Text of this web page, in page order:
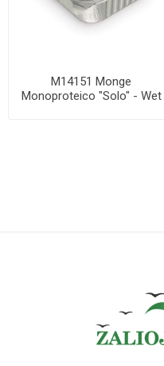
M14151 Monge
Monoproteico "Solo" - Wet